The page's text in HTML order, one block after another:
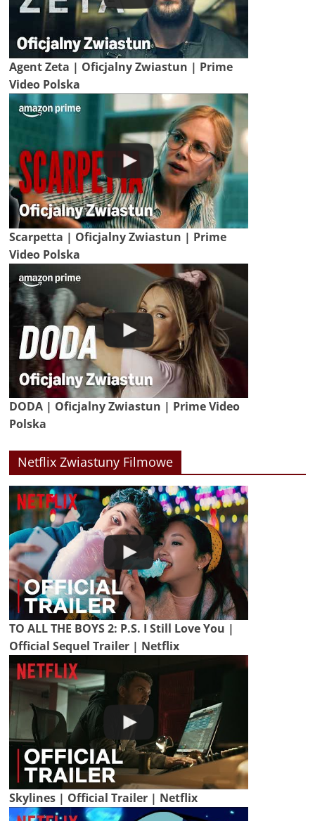
Agent Zeta | Oficjalny Zwiastun | Prime
Video Polska
Scarpetta | Oficjalny Zwiastun | Prime
Video Polska
DODA | Oficjalny Zwiastun | Prime Video
Polska
Netflix Zwiastuny Filmowe
TO ALL THE BOYS 2: P.S. I Still Love You |
Official Sequel Trailer | Netflix
Skylines | Official Trailer | Netflix